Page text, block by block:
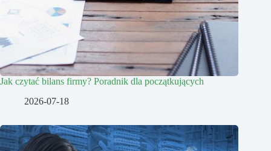
Jak czytać bilans firmy? Poradnik dla początkujących
2026-07-18